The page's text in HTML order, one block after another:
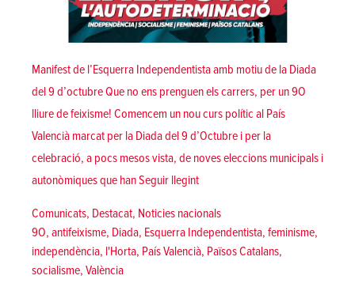
Manifest de l’Esquerra Independentista amb motiu de la Diada
del 9 d’octubre Que no ens prenguen els carrers, per un 9O
lliure de feixisme! Comencem un nou curs polític al País
Valencià marcat per la Diada del 9 d’Octubre i per la
celebració, a pocs mesos vista, de noves eleccions municipals i
autonòmiques que hanSeguir llegint«9 d’octubre 2018 | Per uns
Posted in
Comunicats, Destacat, Noticies nacionals
Tags:
9O, antifeixisme, Diada, Esquerra Independentista, feminisme,
independència, l'Horta, País Valencià, Països Catalans,
socialisme, València